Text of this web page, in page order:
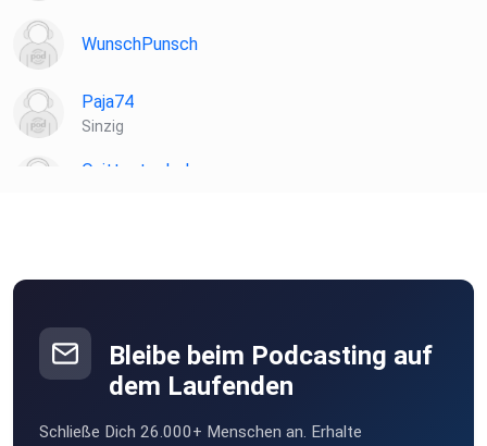
WunschPunsch
Paja74
Sinzig
Quittenteckel
Greifenstein
5woheilb
Bleibe beim Podcasting auf
dem Laufenden
Schließe Dich 26.000+ Menschen an. Erhalte